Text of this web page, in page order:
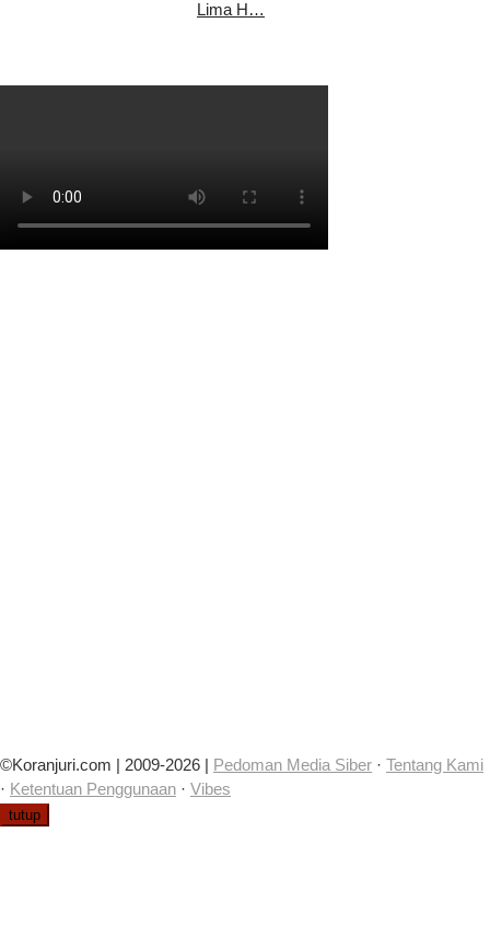
Lima H…
©Koranjuri.com | 2009-2026 | Pedoman Media Siber · Tentang Kami
· Ketentuan Penggunaan · Vibes
tutup